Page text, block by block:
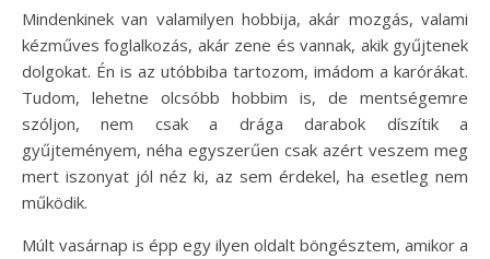
Mindenkinek van valamilyen hobbija, akár mozgás, valami
kézműves foglalkozás, akár zene és vannak, akik gyűjtenek
dolgokat. Én is az utóbbiba tartozom, imádom a karórákat.
Tudom, lehetne olcsóbb hobbim is, de mentségemre
szóljon, nem csak a drága darabok díszítik a
gyűjteményem, néha egyszerűen csak azért veszem meg
mert iszonyat jól néz ki, az sem érdekel, ha esetleg nem
működik.
Múlt vasárnap is épp egy ilyen oldalt böngésztem, amikor a